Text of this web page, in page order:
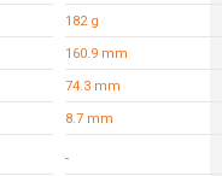
182 g
160.9 mm
74.3 mm
8.7 mm
-